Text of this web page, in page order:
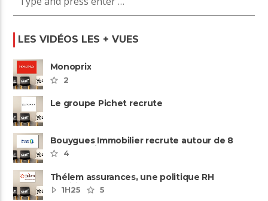
LES VIDÉOS LES + VUES
Monoprix
2
Le groupe Pichet recrute
Bouygues Immobilier recrute autour de 8
pôles métiers
4
Thélem assurances, une politique RH
ambitieuse
1H25 5